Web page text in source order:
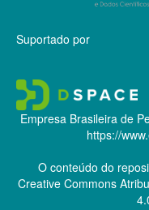
Suportado por
Empresa Brasileira de
https://
O conteúdo do
Creative Commons